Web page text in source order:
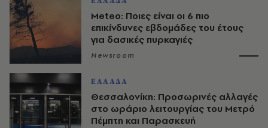
Meteo: Ποιες είναι οι 6 πιο
επικίνδυνες εβδομάδες του έτους
για δασικές πυρκαγιές
Newsroom
ΕΛΛΑΔΑ
Θεσσαλονίκη: Προσωρινές αλλαγές
στο ωράριο λειτουργίας του Μετρό
Πέμπτη και Παρασκευή